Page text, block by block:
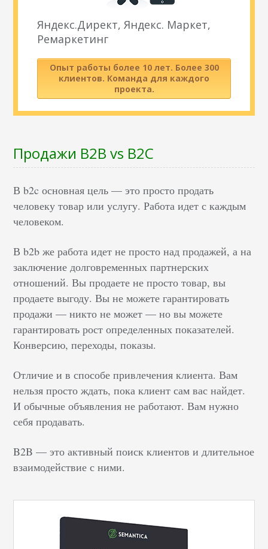
Яндекс.Директ, Яндекс. Маркет,
Ремаркетинг
Опыт работы более 10 лет. Более 300
клиентов. Команда для каждого
проекта.
Продажи B2B vs B2C
В b2c основная цель — это просто продать
человеку товар или услугу. Работа идет с каждым
человеком.
В b2b же работа идет не просто над продажей, а на
заключение долговременных партнерских
отношений. Вы продаете не просто товар, вы
продаете выгоду. Вы не можете гарантировать
продажи — никто не может — но вы можете
гарантировать рост определенных показателей.
Конверсию, переходы, показы.
Отличие и в способе привлечения клиента. Вам
нельзя просто ждать, пока клиент сам вас найдет.
И обычные объявления не работают. Вам нужно
себя продавать.
B2B — это активный поиск клиентов и длительное
взаимодействие с ними.